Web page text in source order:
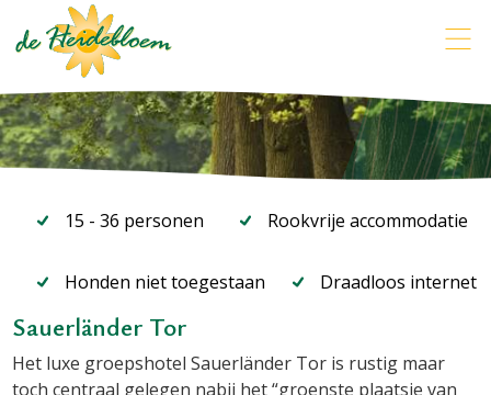
15 - 36 personen Rookvrije accommodatie
Honden niet toegestaan Draadloos internet
Sauerländer Tor
Het luxe groepshotel Sauerländer Tor is rustig maar
toch centraal gelegen nabij het “groenste plaatsje van